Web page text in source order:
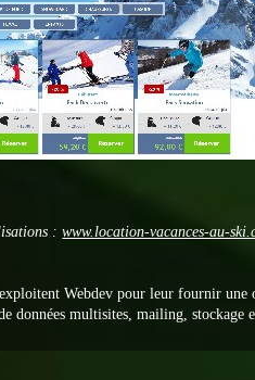
:www.location-vacances-au-
Webdev pour leur fournir une
données multisites, mailing, stockage